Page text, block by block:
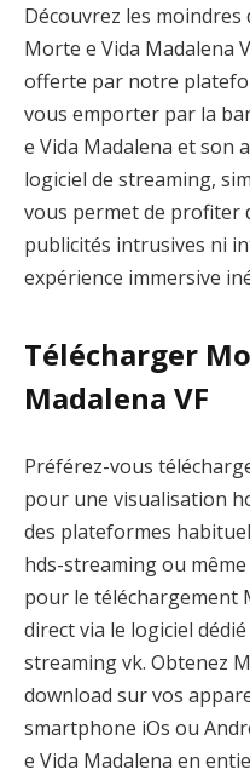
Découvrez les moindres
Morte e Vida Madalena
offerte par notre
vous emporter par la
e Vida Madalena et son
logiciel de streaming,
vous permet de profiter
publicités intrusives ni
expérience immersive
Télécharger
Madalena VF
Préférez-vous
pour une visualisation
des plateformes
hds-streaming ou
pour le téléchargement
direct via le logiciel
streaming vk. Obtenez
download sur vos
smartphone iOs ou
e Vida Madalena en